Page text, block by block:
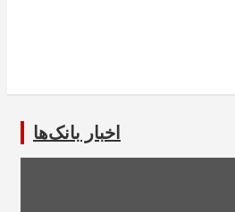
اخبار بانک‌ها